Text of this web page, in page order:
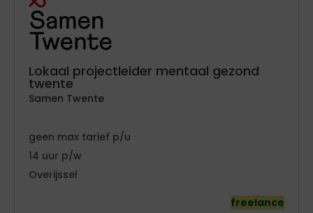
Lokaal projectleider mentaal gezond
twente
Samen Twente
geen
tarief
14
Overijssel
freelance